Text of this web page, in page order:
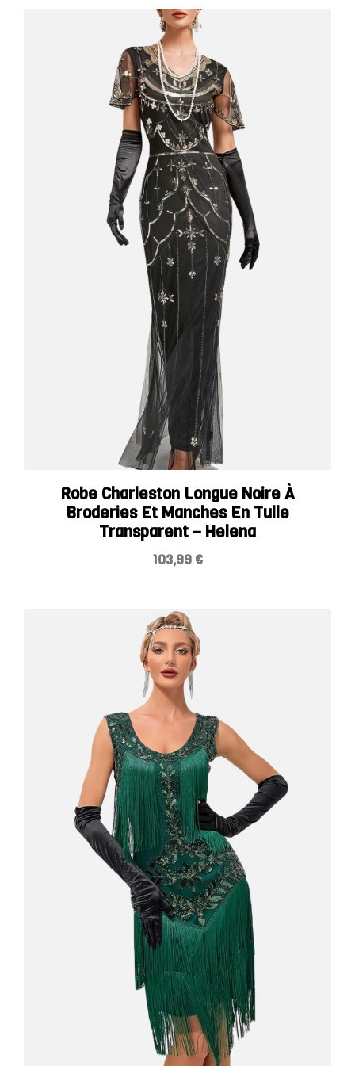
Robe Charleston Longue Noire À
Broderies Et Manches En Tulle
Transparent – Helena
103,99 €